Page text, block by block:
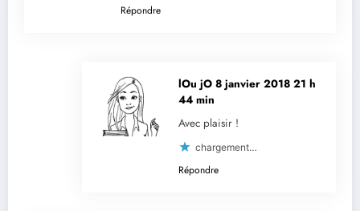
Répondre
lOu jO 8 janvier 2018 21 h
44 min
Avec plaisir !
chargement…
Répondre